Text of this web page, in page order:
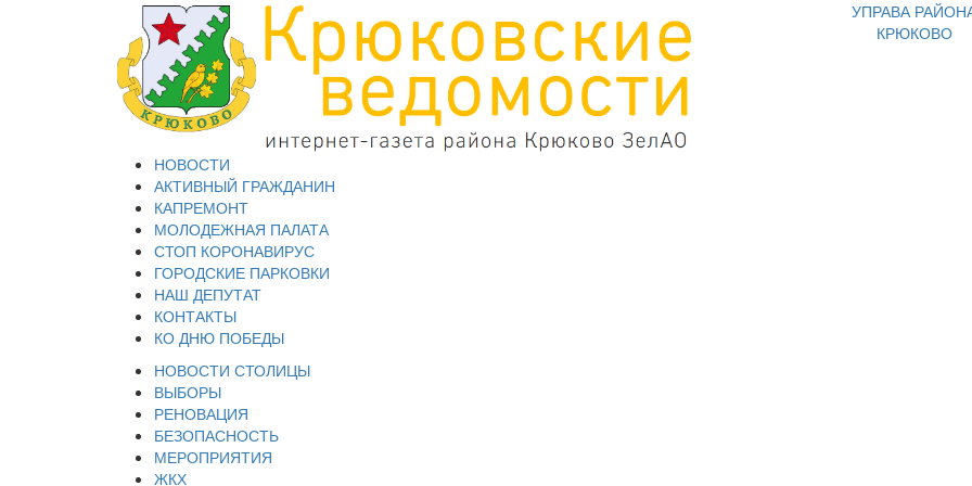
УПРАВА
КРЮКОВО
НОВОСТИ
АКТИВНЫЙ ГРАЖДАНИН
КАПРЕМОНТ
МОЛОДЕЖНАЯ ПАЛАТА
СТОП КОРОНАВИРУС
ГОРОДСКИЕ ПАРКОВКИ
НАШ ДЕПУТАТ
КОНТАКТЫ
КО ДНЮ ПОБЕДЫ
НОВОСТИ СТОЛИЦЫ
ВЫБОРЫ
РЕНОВАЦИЯ
БЕЗОПАСНОСТЬ
МЕРОПРИЯТИЯ
ЖКХ